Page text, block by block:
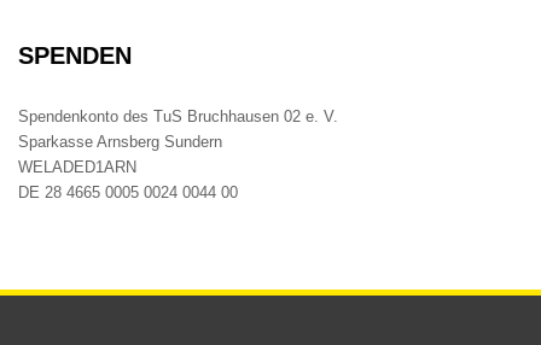
SPENDEN
Spendenkonto des TuS Bruchhausen 02 e. V.
Sparkasse Arnsberg Sundern
WELADED1ARN
DE 28 4665 0005 0024 0044 00